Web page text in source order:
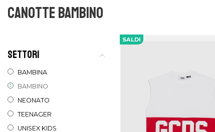
CANOTTE BAMBINO
SETTORI
BAMBINA
BAMBINO
NEONATO
TEENAGER
UNISEX KIDS
SALDI